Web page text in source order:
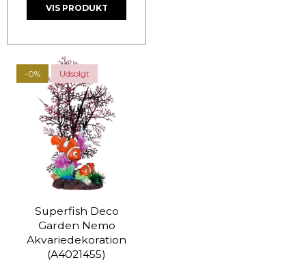
VIS PRODUKT
-0% Udsolgt
Superfish Deco
Garden Nemo
Akvariedekoration
(A4021455)